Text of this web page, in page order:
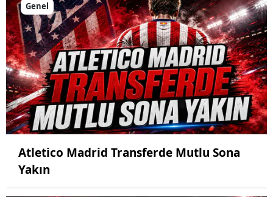
Genel
Atletico Madrid Transferde Mutlu Sona
Yakın